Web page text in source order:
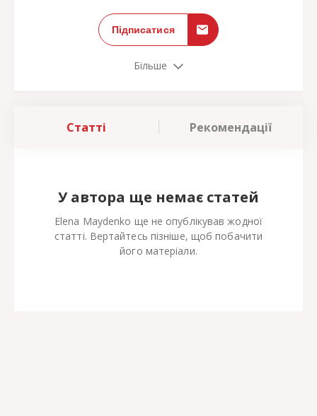
Підписатися
Більше
Статті Рекомендації
У автора ще немає статей
Elena Maydenko ще не опублікував жодної
статті. Вертайтесь пізніше, щоб побачити
його матеріали.